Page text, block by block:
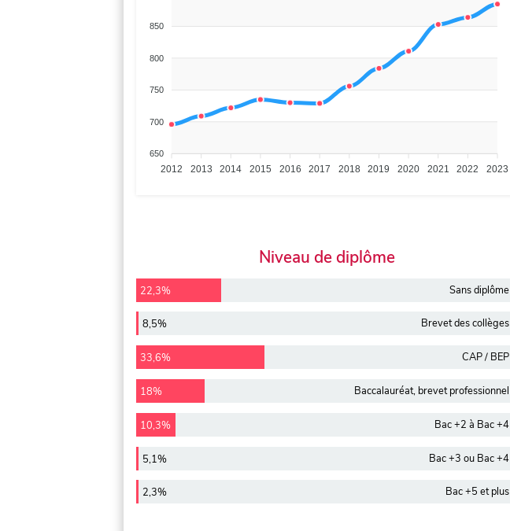
850
800
750
700
650
2012 2013 2014 2015 2016 2017 2018 2019 2020 2021 2022 2023
Niveau de diplôme
22,3% Sans diplôme
8,5% Brevet des collèges
33,6% CAP / BEP
18% Baccalauréat, brevet professionnel
10,3% Bac +2 à Bac +4
5,1% Bac +3 ou Bac +4
2,3% Bac +5 et plus